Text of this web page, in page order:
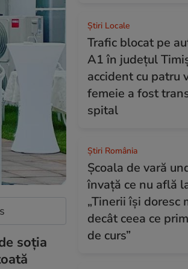
soția
Știri Locale
Trafic blocat pe
A1 în județul
accident cu patru
femeie a fost
spital
Știri România
Școala de vară
învață ce nu află
„Tinerii își doresc
decât ceea ce
de curs”